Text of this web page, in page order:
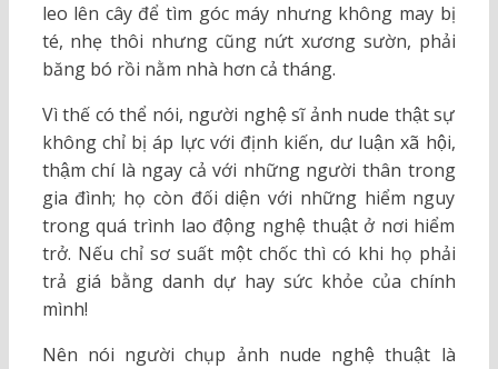
leo lên cây để tìm góc máy nhưng không may bị
té, nhẹ thôi nhưng cũng nứt xương sườn, phải
băng bó rồi nằm nhà hơn cả tháng.
Vì thế có thể nói, người nghệ sĩ ảnh nude thật sự
không chỉ bị áp lực với định kiến, dư luận xã hội,
thậm chí là ngay cả với những người thân trong
gia đình; họ còn đối diện với những hiểm nguy
trong quá trình lao động nghệ thuật ở nơi hiểm
trở. Nếu chỉ sơ suất một chốc thì có khi họ phải
trả giá bằng danh dự hay sức khỏe của chính
mình!
Nên nói người chụp ảnh nude nghệ thuật là